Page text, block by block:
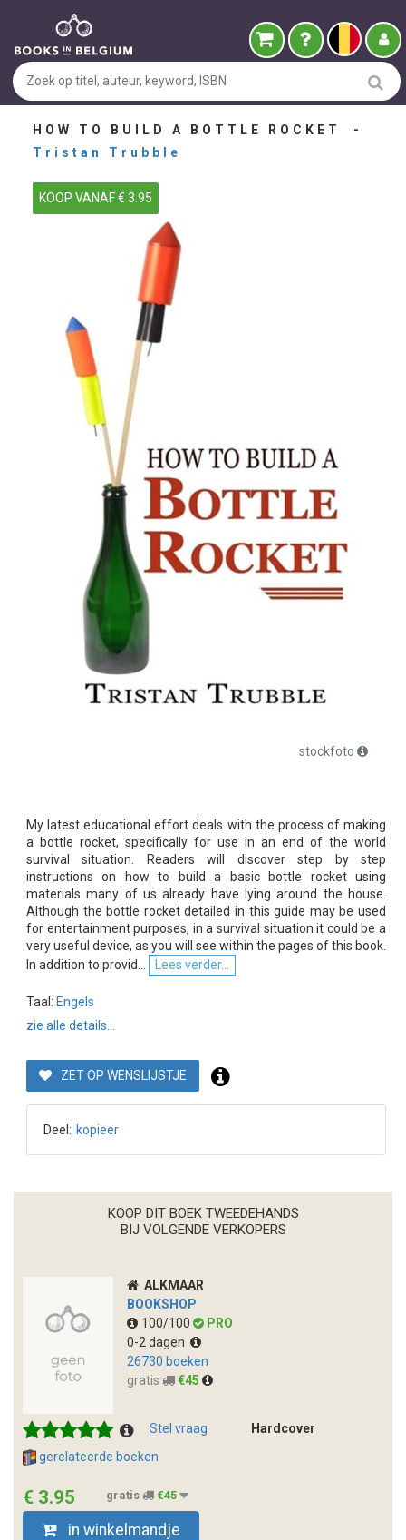
HOW TO BUILD A BOTTLE ROCKET -
Tristan Trubble
KOOP VANAF € 3.95
stockfoto
My latest educational effort deals with the process of making
a bottle rocket, specifically for use in an end of the world
survival situation. Readers will discover step by step
instructions on how to build a basic bottle rocket using
materials many of us already have lying around the house.
Although the bottle rocket detailed in this guide may be used
for entertainment purposes, in a survival situation it could be a
very useful device, as you will see within the pages of this book.
In addition to provid...
Lees verder...
Taal: Engels
zie alle details...
ZET OP WENSLIJSTJE
Deel: kopieer
KOOP DIT BOEK TWEEDEHANDS
BIJ VOLGENDE VERKOPERS
ALKMAAR
BOOKSHOP
100/100
PRO
0-2 dagen
26730 boeken
gratis
€45
Stel vraag
Hardcover
gerelateerde boeken
€ 3.95 gratis €45
in winkelmandje